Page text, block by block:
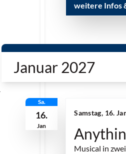
weitere Infos
Januar 2027
Sa.
16.
Jan
Samstag, 16.
Musical in